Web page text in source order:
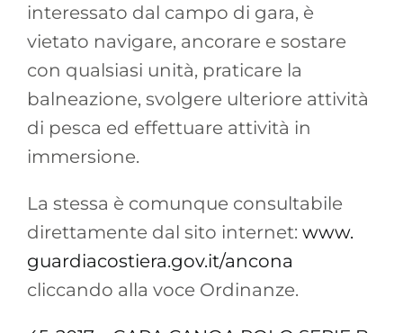
interessato dal campo di gara, è
vietato navigare, ancorare e sostare
con qualsiasi unità, praticare la
balneazione, svolgere ulteriore attività
di pesca ed effettuare attività in
immersione.
La stessa è comunque consultabile
direttamente dal sito internet: www.
guardiacostiera.gov.it/ancona
cliccando alla voce Ordinanze.